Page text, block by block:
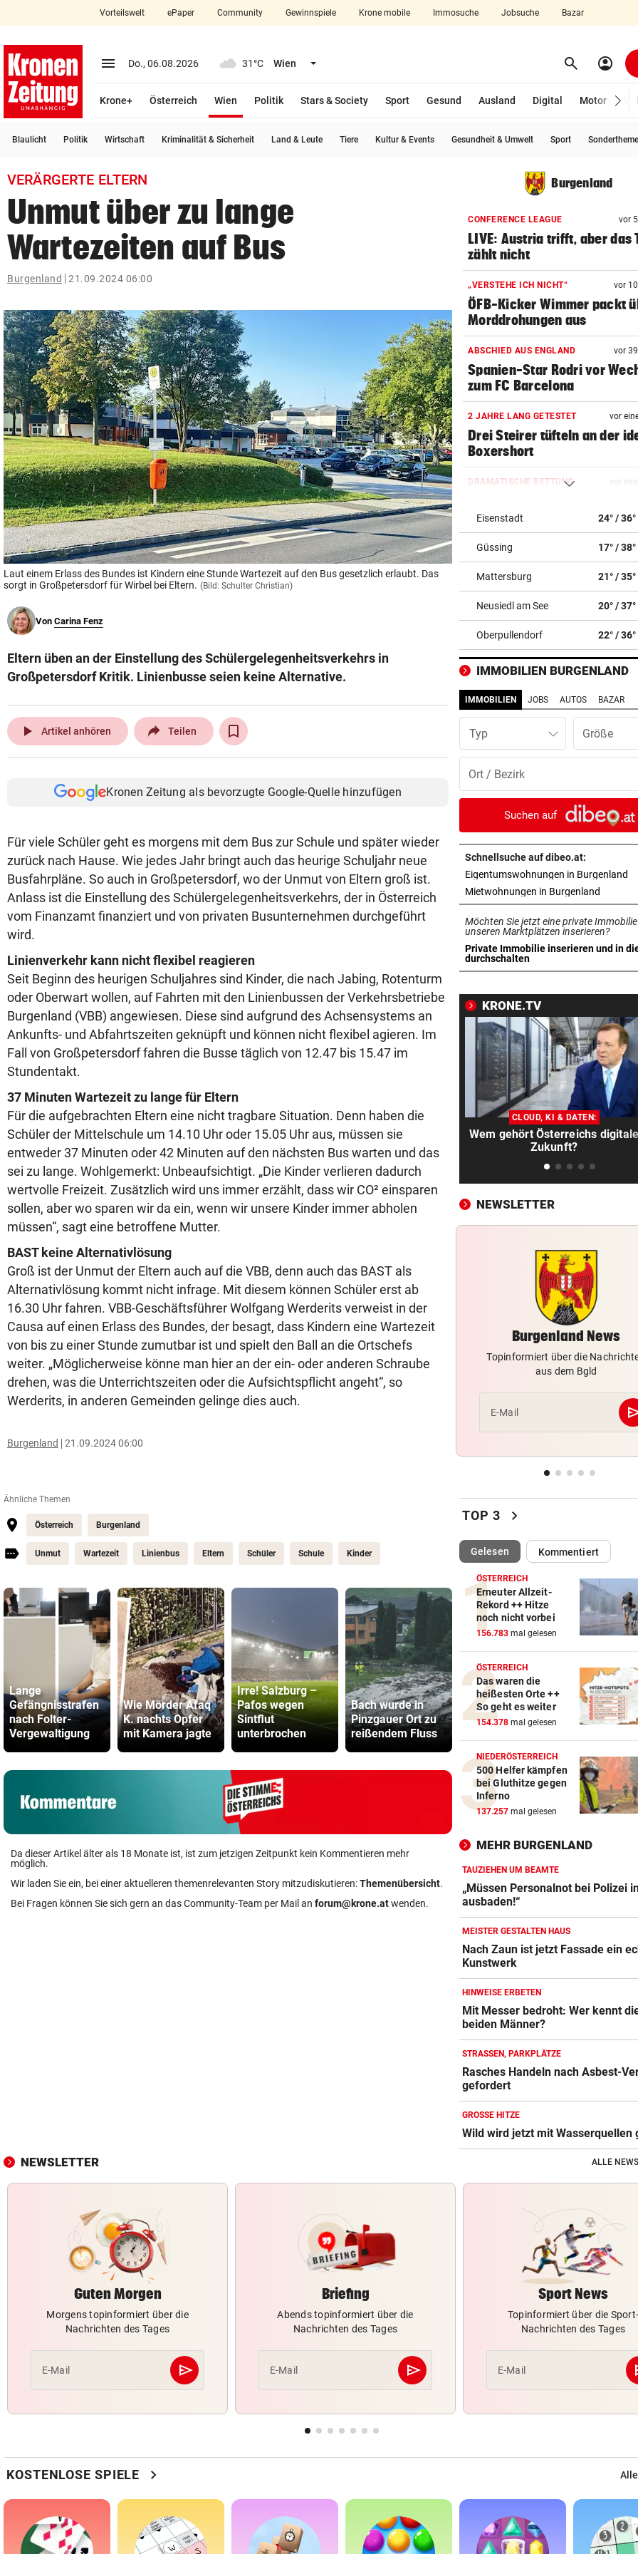
closeSchließen
account_circle Anmelden
arrow_right
bookmark
search
Suchbegriff
eingeben
© Krone Multimedia GmbH & Co KG 2026
Muthgasse 2, 1190 Wien
Vorteilswelt ePaper Community Gewinnspiele Krone mobile Immosuche Jobsuche Bazar
menu Menü aufklappen
Do., 06.08.2026 31°C Wien Menü aufklappen search Suchen
account_circle
Krone+ Österreich Wien
Politik
Stars & Society Sport Gesund Ausland Digital Motor
Blaulicht Politik Wirtschaft Kriminalität & Sicherheit Land & Leute Tiere Kultur & Events Gesundheit & Umwelt Sport
VERÄRGERTE ELTERN
Unmut über zu lange
Wartezeiten auf Bus
Burgenland 21.09.2024 06:00
Laut einem Erlass des Bundes ist Kindern eine Stunde Wartezeit auf den Bus gesetzlich erlaubt. Das
sorgt in Großpetersdorf für Wirbel bei Eltern. (Bild: Schulter Christian)
Von Carina Fenz
Eltern üben an der Einstellung des Schülergelegenheitsverkehrs in
Großpetersdorf Kritik. Linienbusse seien keine Alternative.
play_arrow Artikel anhören Teilen
Kronen Zeitung als bevorzugte Google-Quelle hinzufügen
Für viele Schüler geht es morgens mit dem Bus zur Schule und später wieder
zurück nach Hause. Wie jedes Jahr bringt auch das heurige Schuljahr neue
Busfahrpläne. So auch in Großpetersdorf, wo der Unmut von Eltern groß ist.
Anlass ist die Einstellung des Schülergelegenheitsverkehrs, der in Österreich
vom Finanzamt finanziert und von privaten Busunternehmen durchgeführt
wird.
Linienverkehr kann nicht flexibel reagieren
Seit Beginn des heurigen Schuljahres sind Kinder, die nach Jabing, Rotenturm
oder Oberwart wollen, auf Fahrten mit den Linienbussen der Verkehrsbetriebe
Burgenland (VBB) angewiesen. Diese sind aufgrund des Achsensystems an
Ankunfts- und Abfahrtszeiten geknüpft und können nicht flexibel agieren. Im
Fall von Großpetersdorf fahren die Busse täglich von 12.47 bis 15.47 im
Stundentakt.
37 Minuten Wartezeit zu lange für Eltern
Für die aufgebrachten Eltern eine nicht tragbare Situation. Denn haben die
Schüler der Mittelschule um 14.10 Uhr oder 15.05 Uhr aus, müssen sie
entweder 37 Minuten oder 42 Minuten auf den nächsten Bus warten und das
sei zu lange. Wohlgemerkt: Unbeaufsichtigt. „Die Kinder verlieren dadurch
wertvolle Freizeit. Zusätzlich wird uns immer erzählt, dass wir CO² einsparen
sollen, aber wo sparen wir da ein, wenn wir unsere Kinder immer abholen
müssen“, sagt eine betroffene Mutter.
BAST keine Alternativlösung
Groß ist der Unmut der Eltern auch auf die VBB, denn auch das BAST als
Alternativlösung kommt nicht infrage. Mit diesem können Schüler erst ab
16.30 Uhr fahren. VBB-Geschäftsführer Wolfgang Werderits verweist in der
Causa auf einen Erlass des Bundes, der besagt, dass Kindern eine Wartezeit
von bis zu einer Stunde zumutbar ist und spielt den Ball an die Ortschefs
weiter. „Möglicherweise könne man hier an der ein- oder anderen Schraube
drehen, was die Unterrichtszeiten oder die Aufsichtspflicht angeht“, so
Werderits, in anderen Gemeinden gelinge dies auch.
Burgenland 21.09.2024 06:00
Ähnliche Themen
Österreich Burgenland
Unmut Wartezeit Linienbus Eltern Schüler Schule Kinder
Lange
Gefängnisstrafen
nach Folter-
Vergewaltigung
Wie Mörder Afaq
K. nachts Opfer
mit Kamera jagte
Irre! Salzburg –
Pafos wegen
Sintflut
unterbrochen
Bach wurde in
Pinzgauer Ort zu
reißendem Fluss
33,02 Grad
Celsius im
Mittelmeer
TV-Star
Kanzler
Da dieser Artikel älter als 18 Monate ist, ist zum jetzigen Zeitpunkt kein Kommentieren mehr
möglich.
Wir laden Sie ein, bei einer aktuelleren themenrelevanten Story mitzudiskutieren:Themenübersicht.
Bei Fragen können Sie sich gern an das Community-Team per Mail an forum@krone.atwenden.
Burgenland
CONFERENCE LEAGUE vor
LIVE: Austria trifft, aber das
zählt nicht
„VERSTEHE ICH NICHT“ vor
ÖFB-Kicker Wimmer packt
Morddrohungen aus
ABSCHIED AUS ENGLAND vor
Spanien-Star Rodri vor
zum FC Barcelona
2 JAHRE LANG GETESTET vor
Drei Steirer tüfteln an der
Boxershort
DRAMATISCHE RETTUNG vor
und stockfinster“
CONFERENCE LEAGUE vor
Später Doppelschlag fixiert
Rapid-Sieg in Estland
vor
Warten auf Hitze-Hilfen der
Regierung geht weiter
MITTEN IN HITZEWELLE
Irre! Salzburg – Pafos wegen
Sintflut unterbrochen
Allzeit-Rekord
EUROPA-LEAGUE-TICKER vor
LIVE: Regenchaos! Salzburg
Pafos unterbrochen
WAS FÜR EINE KLATSCHE! vor 2
TV-Star geht mit Kanzler
hart ins Gericht
Bach wurde in Pinzgauer Ort
reißendem Fluss
WUNDER MUSS HER
Fünfmal probiert – einmal
Sturm Kraftakt!
REKORD IN SPANIEN vor 2
33,02 Grad Celsius im
gemessen!
LUCKENEDERS HIGHLIGHT vor
die Gelbe auch“
NACH ÜBERFALL IN WIEN
Cobra stürmt Dorotheum,
TROTZ FIFA-RÜCKZIEHER
Knallhart! UEFA droht schon
wieder mit WM-Boykott
WIENS KULTURSTADTRÄTIN vor 2
„Habe Fiakerlied mit dem
Bürgermeister gesungen“
vor
Wacker fordert den großen
Aufstiegsfavoriten
Angriffsmodus schaltet
Eisenstadt 24° / 36°
Güssing 17° / 38°
Mattersburg 21° / 35°
Neusiedl am See 20° / 37°
Oberpullendorf 22° / 36°
IMMOBILIEN BURGENLAND
IMMOBILIEN JOBS AUTOS BAZAR
Typ
Suchen auf
Schnellsuche auf dibeo.at:
Eigentumswohnungen in Burgenland
Mietwohnungen in Burgenland
Möchten Sie jetzt eine private
unseren Marktplätzen inserieren?
Private Immobilie inserieren und in
durchschalten
in neuem Tab öffnen
KRONE.TV
CLOUD, KI & DATEN:
Wem gehört Österreichs digitale
Zukunft?
NEWSLETTER
Burgenland News
Topinformiert über die
aus dem Bgld
E-Mail
TOP 3 chevron_right
Gelesen(ausgewählt)Kommentiert
ÖSTERREICH
Erneuter Allzeit-
Rekord ++ Hitze
noch nicht vorbei
156.783 mal gelesen
ÖSTERREICH
Das waren die
heißesten Orte ++
So geht es weiter
154.378 mal gelesen
NIEDERÖSTERREICH
500 Helfer kämpfen
bei Gluthitze gegen
Inferno
137.257 mal gelesen
MEHR BURGENLAND
TAUZIEHEN UM BEAMTE
„Müssen Personalnot bei Polizei
ausbaden!“
MEISTER GESTALTEN HAUS
Nach Zaun ist jetzt Fassade ein
Kunstwerk
HINWEISE ERBETEN
Mit Messer bedroht: Wer kennt
beiden Männer?
STRASSEN, PARKPLÄTZE
Rasches Handeln nach Asbest-
gefordert
GROSSE HITZE
Wild wird jetzt mit Wasserquellen
NEWSLETTER ALLE
Guten Morgen
Morgens topinformiert über die
Nachrichten des Tages
E-Mail send
Abschicken
Briefing
Abends topinformiert über die
Nachrichten des Tages
E-Mail send
Abschicken
Sport News
Topinformiert über die Sport-
Nachrichten des Tages
E-Mail
KOSTENLOSE SPIELE chevron_right